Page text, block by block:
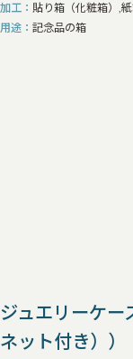
加工
貼り箱（化粧箱）,
用途
記念品の箱
ジュエリーケ
ネット付き））